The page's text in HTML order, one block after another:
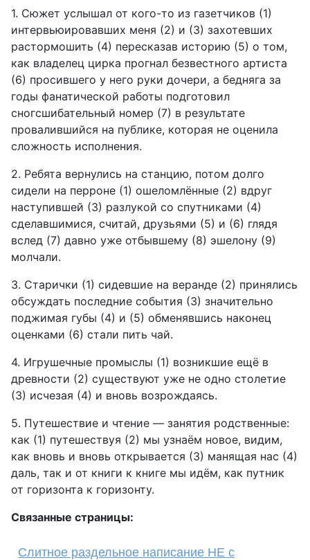
1. Сюжет услышал от кого-то из газетчиков (1)
интервьюировавших меня (2) и (3) захотевших
растормошить (4) пересказав историю (5) о том,
как владелец цирка прогнал безвестного артиста
(6) просившего у него руки дочери, а бедняга за
годы фанатической работы подготовил
сногсшибательный номер (7) в результате
провалившийся на публике, которая не оценила
сложность исполнения.
2. Ребята вернулись на станцию, потом долго
сидели на перроне (1) ошеломлённые (2) вдруг
наступившей (3) разлукой со спутниками (4)
сделавшимися, считай, друзьями (5) и (6) глядя
вслед (7) давно уже отбывшему (8) эшелону (9)
молчали.
3. Старички (1) сидевшие на веранде (2) принялись
обсуждать последние события (3) значительно
поджимая губы (4) и (5) обменявшись наконец
оценками (6) стали пить чай.
4. Игрушечные промыслы (1) возникшие ещё в
древности (2) существуют уже не одно столетие
(3) исчезая (4) и вновь возрождаясь.
5. Путешествие и чтение — занятия родственные:
как (1) путешествуя (2) мы узнаём новое, видим,
как вновь и вновь открывается (3) манящая нас (4)
даль, так и от книги к книге мы идём, как путник
от горизонта к горизонту.
Связанные страницы:
Слитное раздельное написание НЕ с